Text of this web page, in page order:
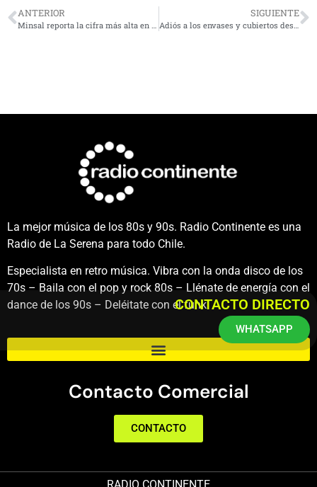
ANTERIOR SIGUIENTE
La mejor música de los 80s y 90s. Radio Continente es una
Radio de La Serena para todo Chile.
Especialista en retro música. Vibra con la onda disco de los
70s – Baila con el pop y rock 80s – Llénate de energía con el
dance de los 90s – Deléitate con el funk.
Contacto Comercial
CONTACTO
CONTACTO DIRECTO
WHATSAPP